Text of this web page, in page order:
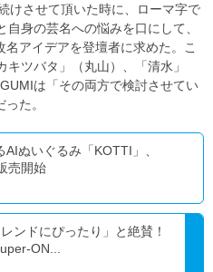
けさせて頂いた時に、ローマ字で
身の芸名への悩みを口にして、
名アイデアを登壇者に求めた。こ
ツバタ」（丸山）、「清水」
は「その両方で検討させてい
た。
AIぬいぐるみ「KOTTI」、
売開始
ンドにぴったり」と絶賛！
ON...